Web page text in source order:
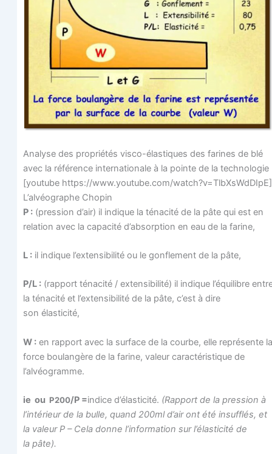
Ana­lyse des pro­prié­tés vis­co-élas­tiques des farines de blé
avec la réfé­rence inter­na­tio­nale à la pointe de la technologie
[you­tube https://www.youtube.com/watch?v=TlbXsWdDIpE]
L’alvéographe Cho­pin
P :(pres­sion d’air) il indique la téna­ci­té de la pâte qui est en
rela­tion avec la capa­ci­té d’ab­sorp­tion en eau de la farine,
L :il indique l’ex­ten­si­bi­li­té ou le gon­fle­ment de la pâte,
P/L :(rap­port téna­ci­té / exten­si­bi­li­té) il indique l’équilibre
la téna­ci­té et l’extensibilité de la pâte, c’est à dire
son élasticité,
W :en rap­port avec la sur­face de la courbe, elle repré­sente la
force bou­lan­gère de la farine, valeur carac­té­ris­tique de
l’alvéogramme.
ie ou P200/P =indice d’é­las­ti­ci­té. (Rap­port de la pres­sion à
l’intérieur de la bulle, quand 200ml d’air ont été insuf­flés, et
la valeur P – Cela donne l’information sur l’élasticité de
la pâte).